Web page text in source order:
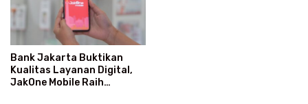
Bank Jakarta Buktikan
Kualitas Layanan Digital,
JakOne Mobile Raih